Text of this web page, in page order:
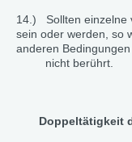
14.) Sollten einzelne
sein oder werden, so
anderen Bedingungen
nicht berührt.
Doppeltätigkeit